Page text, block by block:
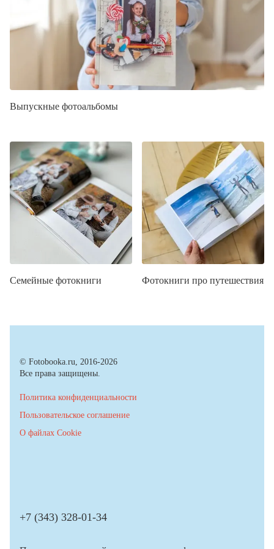
Выпускные фотоальбомы
Семейные фотокниги Фотокниги про путешествия
© Fotobooka.ru, 2016-2026
Все права защищены.
Политика конфиденциальности
Пользовательское соглашение
О файлах Cookie
+7 (343) 328-01-34